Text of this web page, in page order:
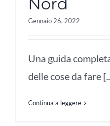
Gennaio 26, 2022
Una guida
delle cose da fare
Continua a leggere